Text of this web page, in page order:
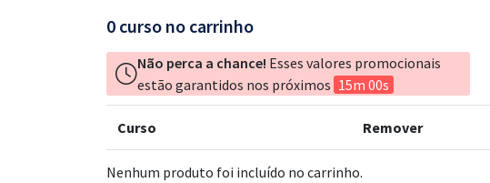
0 curso no carrinho
Não perca a chance! Esses valores promocionais
estão garantidos nos próximos 15m 00s
Curso Remover
Nenhum produto foi incluído no carrinho.